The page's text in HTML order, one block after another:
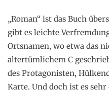
„Roman“ ist das Buch
gibt es leichte
Ortsnamen, wo etwa das
altertümlichem C
des Protagonisten,
Karte. Und doch ist es